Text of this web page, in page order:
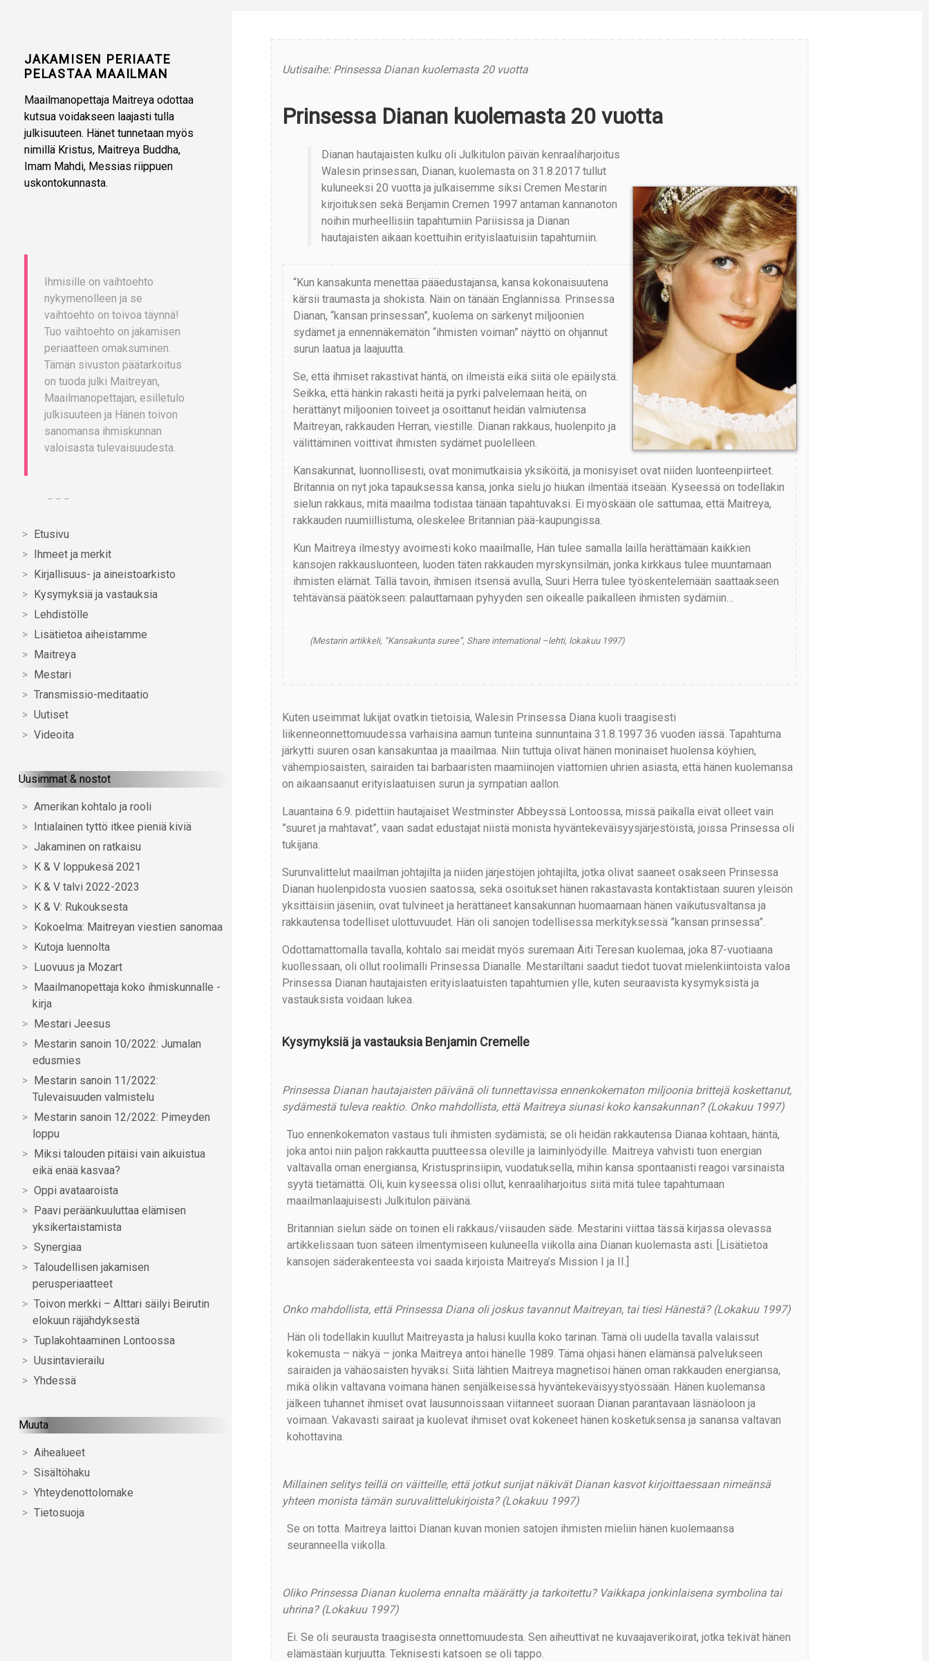
JAKAMISEN PERIAATE
PELASTAA MAAILMAN
Maailmanopettaja Maitreya odottaa
kutsua voidakseen laajasti tulla
julkisuuteen. Hänet tunnetaan myös
nimillä Kristus, Maitreya Buddha,
Imam Mahdi, Messias riippuen
uskontokunnasta.
Etusivu
Ihmeet ja merkit
Kirjallisuus- ja aineistoarkisto
Kysymyksiä ja vastauksia
Lehdistölle
Lisätietoa aiheistamme
Maitreya
Mestari
Transmissio-meditaatio
Uutiset
Videoita
Uusimmat & nostot
Amerikan kohtalo ja rooli
Intialainen tyttö itkee pieniä kiviä
Jakaminen on ratkaisu
K & V loppukesä 2021
K & V talvi 2022-2023
K & V: Rukouksesta
Kokoelma: Maitreyan viestien sanomaa
Kutoja luennolta
Luovuus ja Mozart
Maailmanopettaja koko ihmiskunnalle -
kirja
Mestari Jeesus
Mestarin sanoin 10/2022: Jumalan
edusmies
Mestarin sanoin 11/2022:
Tulevaisuuden valmistelu
Mestarin sanoin 12/2022: Pimeyden
loppu
Miksi talouden pitäisi vain aikuistua
eikä enää kasvaa?
Oppi avataaroista
Paavi peräänkuuluttaa elämisen
yksikertaistamista
Synergiaa
Taloudellisen jakamisen
perusperiaatteet
Toivon merkki – Alttari säilyi Beirutin
elokuun räjähdyksestä
Tuplakohtaaminen Lontoossa
Uusintavierailu
Yhdessä
Muuta
Aihealueet
Sisältöhaku
Yhteydenottolomake
Tietosuoja
Uutisaihe: Prinsessa Dianan kuolemasta 20 vuotta
Prinsessa Dianan kuolemasta 20 vuotta
Dianan hautajaisten kulku oli Julkitulon päivän kenraaliharjoitus
Walesin prinsessan, Dianan, kuolemasta on 31.8.2017 tullut
kuluneeksi 20 vuotta ja julkaisemme siksi Cremen Mestarin
kirjoituksen sekä Benjamin Cremen 1997 antaman kannanoton
noihin murheellisiin tapahtumiin Pariisissa ja Dianan
hautajaisten aikaan koettuihin erityislaatuisiin tapahtumiin.
“Kun kansakunta menettää pääedustajansa, kansa kokonaisuutena
kärsii traumasta ja shokista. Näin on tänään Englannissa. Prinsessa
Dianan, “kansan prinsessan”, kuolema on särkenyt miljoonien
sydämet ja ennennäkemätön “ihmisten voiman” näyttö on ohjannut
surun laatua ja laajuutta.
Se, että ihmiset rakastivat häntä, on ilmeistä eikä siitä ole epäilystä.
Seikka, että hänkin rakasti heitä ja pyrki palvelemaan heitä, on
herättänyt miljoonien toiveet ja osoittanut heidän valmiutensa
Maitreyan, rakkauden Herran, viestille. Dianan rakkaus, huolenpito ja
välittäminen voittivat ihmisten sydämet puolelleen.
Kansakunnat, luonnollisesti, ovat monimutkaisia yksiköitä, ja monisyiset ovat niiden luonteenpiirteet.
Britannia on nyt joka tapauksessa kansa, jonka sielu jo hiukan ilmentää itseään. Kyseessä on todellakin
sielun rakkaus, mitä maailma todistaa tänään tapahtuvaksi. Ei myöskään ole sattumaa, että Maitreya,
rakkauden ruumiillistuma, oleskelee Britannian pää-kaupungissa.
Kun Maitreya ilmestyy avoimesti koko maailmalle, Hän tulee samalla lailla herättämään kaikkien
kansojen rakkausluonteen, luoden täten rakkauden myrskynsilmän, jonka kirkkaus tulee muuntamaan
ihmisten elämät. Tällä tavoin, ihmisen itsensä avulla, Suuri Herra tulee työskentelemään saattaakseen
tehtävänsä päätökseen: palauttamaan pyhyyden sen oikealle paikalleen ihmisten sydämiin…
(Mestarin artikkeli, “Kansakunta suree”, Share international –lehti, lokakuu 1997)
Kuten useimmat lukijat ovatkin tietoisia, Walesin Prinsessa Diana kuoli traagisesti
liikenneonnettomuudessa varhaisina aamun tunteina sunnuntaina 31.8.1997 36 vuoden iässä. Tapahtuma
järkytti suuren osan kansakuntaa ja maailmaa. Niin tuttuja olivat hänen moninaiset huolensa köyhien,
vähempiosaisten, sairaiden tai barbaaristen maamiinojen viattomien uhrien asiasta, että hänen kuolemansa
on aikaansaanut erityislaatuisen surun ja sympatian aallon.
Lauantaina 6.9. pidettiin hautajaiset Westminster Abbeyssä Lontoossa, missä paikalla eivät olleet vain
”suuret ja mahtavat”, vaan sadat edustajat niistä monista hyväntekeväisyysjärjestöistä, joissa Prinsessa oli
tukijana.
Surunvalittelut maailman johtajilta ja niiden järjestöjen johtajilta, jotka olivat saaneet osakseen Prinsessa
Dianan huolenpidosta vuosien saatossa, sekä osoitukset hänen rakastavasta kontaktistaan suuren yleisön
yksittäisiin jäseniin, ovat tulvineet ja herättäneet kansakunnan huomaamaan hänen vaikutusvaltansa ja
rakkautensa todelliset ulottuvuudet. Hän oli sanojen todellisessa merkityksessä ”kansan prinsessa”.
Odottamattomalla tavalla, kohtalo sai meidät myös suremaan Äiti Teresan kuolemaa, joka 87-vuotiaana
kuollessaan, oli ollut roolimalli Prinsessa Dianalle. Mestariltani saadut tiedot tuovat mielenkiintoista valoa
Prinsessa Dianan hautajaisten erityislaatuisten tapahtumien ylle, kuten seuraavista kysymyksistä ja
vastauksista voidaan lukea.
Kysymyksiä ja vastauksia Benjamin Cremelle
Prinsessa Dianan hautajaisten päivänä oli tunnettavissa ennenkokematon miljoonia brittejä koskettanut,
sydämestä tuleva reaktio. Onko mahdollista, että Maitreya siunasi koko kansakunnan? (Lokakuu 1997)
Tuo ennenkokematon vastaus tuli ihmisten sydämistä; se oli heidän rakkautensa Dianaa kohtaan, häntä,
joka antoi niin paljon rakkautta puutteessa oleville ja laiminlyödyille. Maitreya vahvisti tuon energian
valtavalla oman energiansa, Kristusprinsiipin, vuodatuksella, mihin kansa spontaanisti reagoi varsinaista
syytä tietämättä. Oli, kuin kyseessä olisi ollut, kenraaliharjoitus siitä mitä tulee tapahtumaan
maailmanlaajuisesti Julkitulon päivänä.
Britannian sielun säde on toinen eli rakkaus/viisauden säde. Mestarini viittaa tässä kirjassa olevassa
artikkelissaan tuon säteen ilmentymiseen kuluneella viikolla aina Dianan kuolemasta asti. [Lisätietoa
kansojen säderakenteesta voi saada kirjoista Maitreya’s Mission I ja II.]
Onko mahdollista, että Prinsessa Diana oli joskus tavannut Maitreyan, tai tiesi Hänestä? (Lokakuu 1997)
Hän oli todellakin kuullut Maitreyasta ja halusi kuulla koko tarinan. Tämä oli uudella tavalla valaissut
kokemusta – näkyä – jonka Maitreya antoi hänelle 1989. Tämä ohjasi hänen elämänsä palvelukseen
sairaiden ja vähäosaisten hyväksi. Siitä lähtien Maitreya magnetisoi hänen oman rakkauden energiansa,
mikä olikin valtavana voimana hänen senjälkeisessä hyväntekeväisyystyössään. Hänen kuolemansa
jälkeen tuhannet ihmiset ovat lausunnoissaan viitanneet suoraan Dianan parantavaan läsnäoloon ja
voimaan. Vakavasti sairaat ja kuolevat ihmiset ovat kokeneet hänen kosketuksensa ja sanansa valtavan
kohottavina.
Millainen selitys teillä on väitteille, että jotkut surijat näkivät Dianan kasvot kirjoittaessaan nimeänsä
yhteen monista tämän suruvalittelukirjoista? (Lokakuu 1997)
Se on totta. Maitreya laittoi Dianan kuvan monien satojen ihmisten mieliin hänen kuolemaansa
seuranneella viikolla.
Oliko Prinsessa Dianan kuolema ennalta määrätty ja tarkoitettu? Vaikkapa jonkinlaisena symbolina tai
uhrina? (Lokakuu 1997)
Ei. Se oli seurausta traagisesta onnettomuudesta. Sen aiheuttivat ne kuvaajaverikoirat, jotka tekivät hänen
elämästään kurjuutta. Teknisesti katsoen se oli tappo.
Ihmisille on vaihtoehto
nykymenolleen ja se
vaihtoehto on toivoa täynnä!
Tuo vaihtoehto on jakamisen
periaatteen omaksuminen.
Tämän sivuston päätarkoitus
on tuoda julki Maitreyan,
Maailmanopettajan, esilletulo
julkisuuteen ja Hänen toivon
sanomansa ihmiskunnan
valoisasta tulevaisuudesta.
– – –